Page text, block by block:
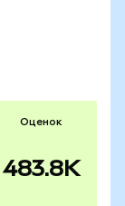
Оценок
483.8K